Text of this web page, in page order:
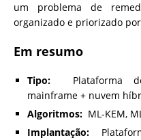
um problema de
organizado e priorizado
Em resumo
Tipo: Plataforma
mainframe + nuvem
Algoritmos: ML-KEM,
Implantação: